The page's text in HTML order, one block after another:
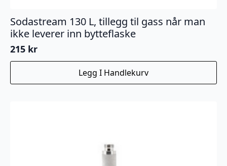
Sodastream 130 L, tillegg til gass når man
ikke leverer inn bytteflaske
215 kr
Legg I Handlekurv